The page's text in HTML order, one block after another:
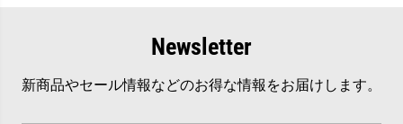
Newsletter
新商品やセール情報などのお得な情報をお届けします。